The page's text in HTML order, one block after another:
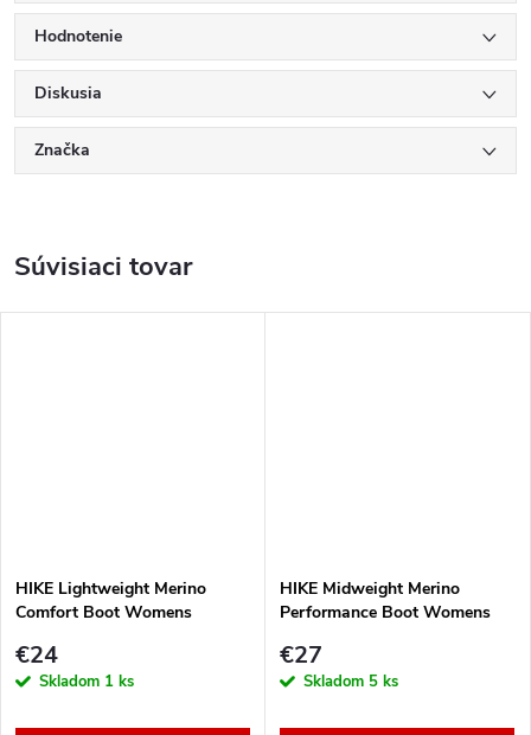
Hodnotenie
Diskusia
Značka
Súvisiaci tovar
HIKE Lightweight Merino
Comfort Boot Womens
€24
Skladom 1 ks
HIKE Midweight Merino
Performance Boot Womens
€27
Skladom 5 ks